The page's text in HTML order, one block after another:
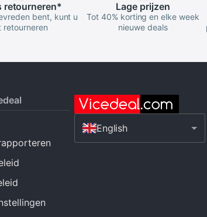
retourneren*
bent, kunt u
retourneren
Lage prijzen
Tot 40% korting en elke week
nieuwe deals
English